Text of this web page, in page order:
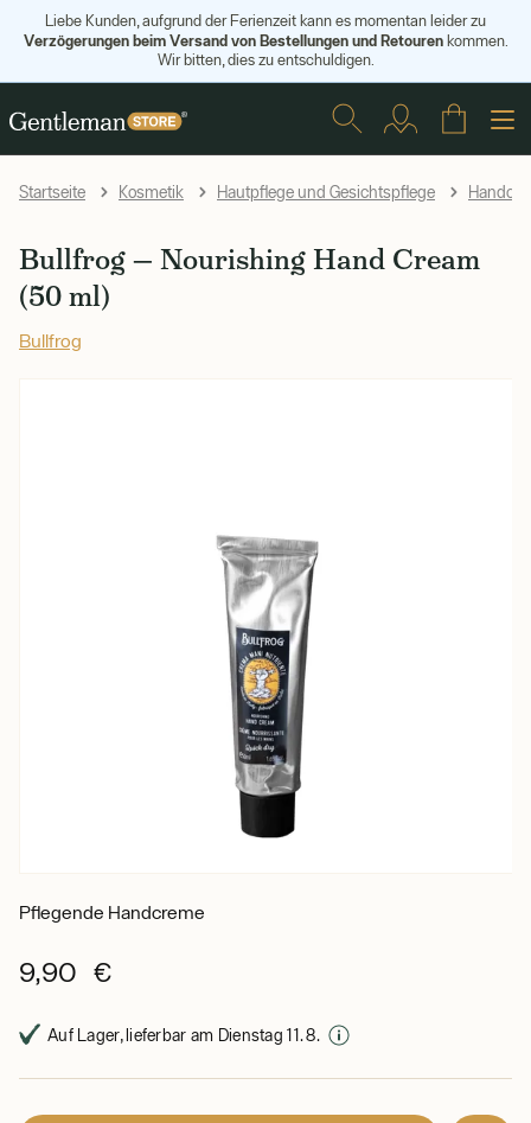
Liebe Kunden, aufgrund der Ferienzeit kann es momentan leider zu
Verzögerungen beim Versand von Bestellungen und Retourenkommen.
Wir bitten, dies zu entschuldigen.
Startseite Kosmetik Hautpflege und Gesichtspflege
Bullfrog — Nourishing Hand Cream
(50 ml)
Bullfrog
Pflegende Handcreme
9,90 €
Auf Lager, lieferbar am Dienstag 11. 8.